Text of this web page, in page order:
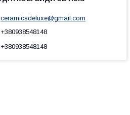
ceramicsdeluxe@gmail.com
+380938548148
+380938548148